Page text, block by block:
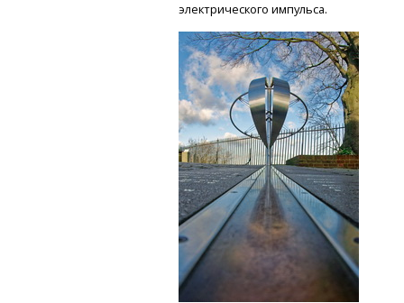
электрического импульса.